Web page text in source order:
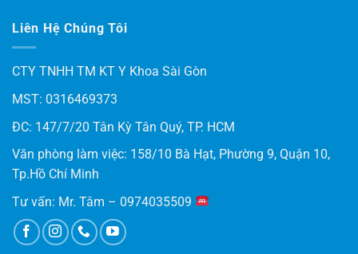
Liên Hệ Chúng Tôi
CTY TNHH TM KT Y Khoa Sài Gòn
MST: 0316469373
ĐC: 147/7/20 Tân Kỳ Tân Quý, TP. HCM
Văn phòng làm việc: 158/10 Bà Hạt, Phường 9, Quận 10,
Tp.Hồ Chí Minh
Tư vấn: Mr. Tâm – 0974035509